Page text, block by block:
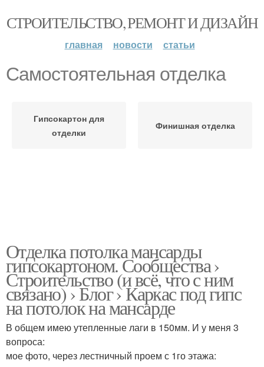
СТРОИТЕЛЬСТВО, РЕМОНТ И ДИЗАЙН
главная новости статьи
Самостоятельная отделка
Гипсокартон для
отделки
Финишная отделка
Отделка потолка мансарды
гипсокартоном. Сообщества ›
Строительство (и всё, что с ним
связано) › Блог › Каркас под гипс
на потолок на мансарде
В общем имею утепленные лаги в 150мм. И у меня 3
вопроса:
мое фото, через лестничный проем с 1го этажа: